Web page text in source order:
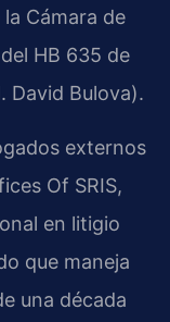
Cámara de
HB 635 de
David Bulova).
externos
Of SRIS,
en litigio
que maneja
una década